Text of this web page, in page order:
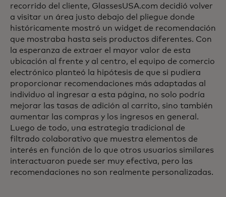
recorrido del cliente, GlassesUSA.com decidió volver
a visitar un área justo debajo del pliegue donde
históricamente mostró un widget de recomendación
que mostraba hasta seis productos diferentes. Con
la esperanza de extraer el mayor valor de esta
ubicación al frente y al centro, el equipo de comercio
electrónico planteó la hipótesis de que si pudiera
proporcionar recomendaciones más adaptadas al
individuo al ingresar a esta página, no solo podría
mejorar las tasas de adición al carrito, sino también
aumentar las compras y los ingresos en general.
Luego de todo, una estrategia tradicional de
filtrado colaborativo que muestra elementos de
interés en función de lo que otros usuarios similares
interactuaron puede ser muy efectiva, pero las
recomendaciones no son realmente personalizadas.